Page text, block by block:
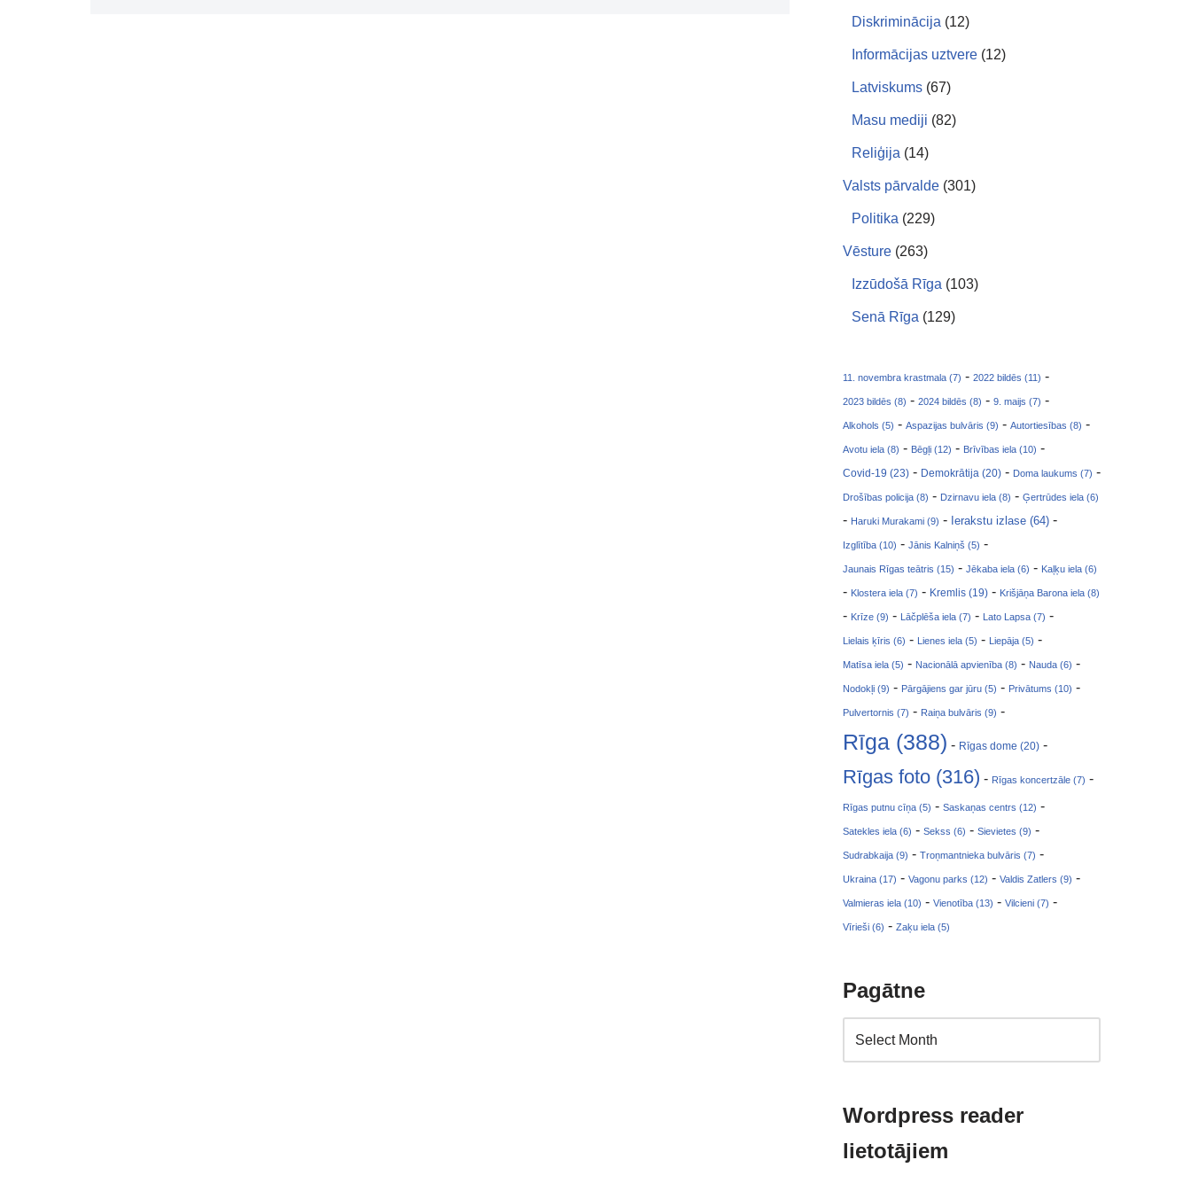
Diskriminācija (12)
Informācijas uztvere (12)
Latviskums (67)
Masu mediji (82)
Reliģija (14)
Valsts pārvalde (301)
Politika (229)
Vēsture (263)
Izzūdošā Rīga (103)
Senā Rīga (129)
11. novembra krastmala (7) - 2022 bildēs (11) -
2023 bildēs (8) - 2024 bildēs (8) - 9. maijs (7) -
Alkohols (5) - Aspazijas bulvāris (9) - Autortiesības (8) -
Avotu iela (8) - Bēgļi (12) - Brīvības iela (10) -
Covid-19 (23) - Demokrātija (20) - Doma laukums (7) -
Drošības policija (8) - Dzirnavu iela (8) - Ģertrūdes iela (6)
- Haruki Murakami (9) - Ierakstu izlase (64) -
Izglītība (10) - Jānis Kalniņš (5) -
Jaunais Rīgas teātris (15) - Jēkaba iela (6) - Kaļķu iela (6)
- Klostera iela (7) - Kremlis (19) - Krišjāņa Barona iela (8)
- Krīze (9) - Lāčplēša iela (7) - Lato Lapsa (7) -
Lielais ķīris (6) - Lienes iela (5) - Liepāja (5) -
Matīsa iela (5) - Nacionālā apvienība (8) - Nauda (6) -
Nodokļi (9) - Pārgājiens gar jūru (5) - Privātums (10) -
Pulvertornis (7) - Raiņa bulvāris (9) -
Rīga (388) - Rīgas dome (20) -
Rīgas foto (316) - Rīgas koncertzāle (7) -
Rīgas putnu cīņa (5) - Saskaņas centrs (12) -
Satekles iela (6) - Sekss (6) - Sievietes (9) -
Sudrabkaija (9) - Troņmantnieka bulvāris (7) -
Ukraina (17) - Vagonu parks (12) - Valdis Zatlers (9) -
Valmieras iela (10) - Vienotība (13) - Vilcieni (7) -
Vīrieši (6) - Zaķu iela (5)
Pagātne
Wordpress reader
lietotājiem